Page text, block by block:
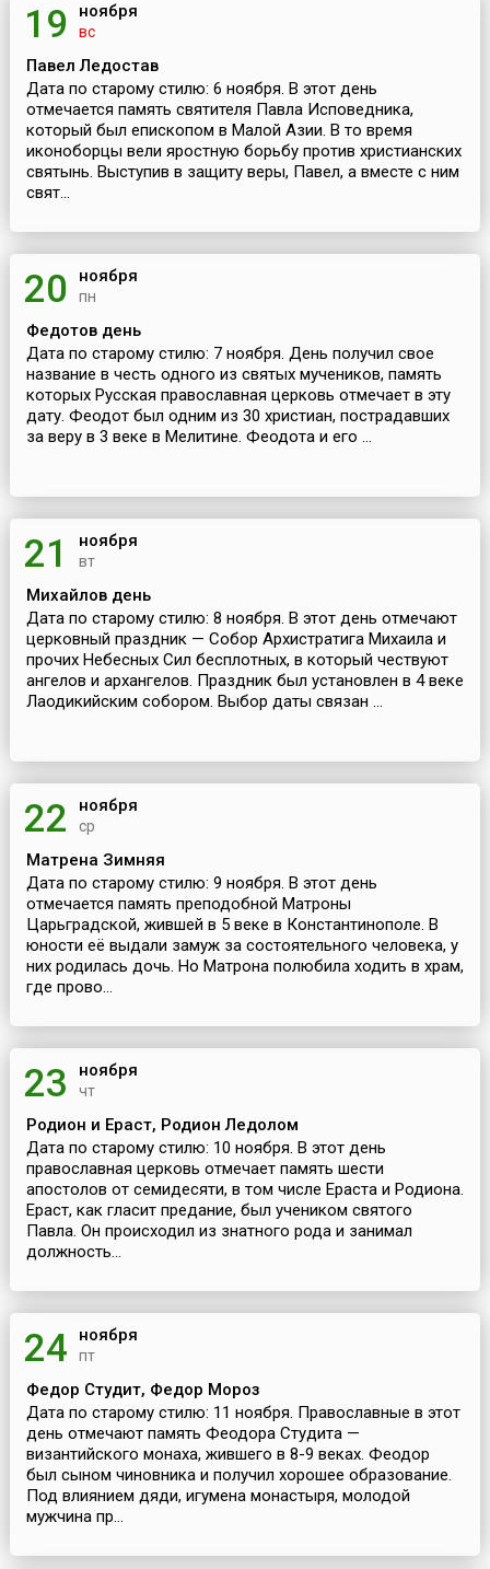
19 ноября
вс
Павел Ледостав
Дата по старому стилю: 6 ноября. В этот день
отмечается память святителя Павла Исповедника,
который был епископом в Малой Азии. В то время
иконоборцы вели яростную борьбу против христианских
святынь. Выступив в защиту веры, Павел, а вместе с ним
свят...
20 ноября
пн
Федотов день
Дата по старому стилю: 7 ноября. День получил свое
название в честь одного из святых мучеников, память
которых Русская православная церковь отмечает в эту
дату. Феодот был одним из 30 христиан, пострадавших
за веру в 3 веке в Мелитине. Феодота и его ...
21 ноября
вт
Михайлов день
Дата по старому стилю: 8 ноября. В этот день отмечают
церковный праздник — Собор Архистратига Михаила и
прочих Небесных Сил бесплотных, в который чествуют
ангелов и архангелов. Праздник был установлен в 4 веке
Лаодикийским собором. Выбор даты связан ...
22 ноября
ср
Матрена Зимняя
Дата по старому стилю: 9 ноября. В этот день
отмечается память преподобной Матроны
Царьградской, жившей в 5 веке в Константинополе. В
юности её выдали замуж за состоятельного человека, у
них родилась дочь. Но Матрона полюбила ходить в храм,
где прово...
23 ноября
чт
Родион и Ераст, Родион Ледолом
Дата по старому стилю: 10 ноября. В этот день
православная церковь отмечает память шести
апостолов от семидесяти, в том числе Ераста и Родиона.
Ераст, как гласит предание, был учеником святого
Павла. Он происходил из знатного рода и занимал
должность...
24 ноября
пт
Федор Студит, Федор Мороз
Дата по старому стилю: 11 ноября. Православные в этот
день отмечают память Феодора Студита —
византийского монаха, жившего в 8-9 веках. Феодор
был сыном чиновника и получил хорошее образование.
Под влиянием дяди, игумена монастыря, молодой
мужчина пр...